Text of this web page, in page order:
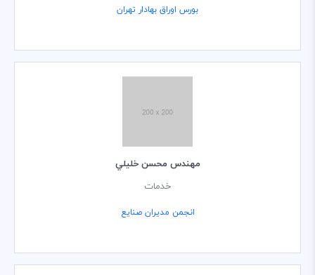
بورس اوراق بهادار تهران
مهندس محسن خليلي
خدمات
انجمن مدیران صنایع